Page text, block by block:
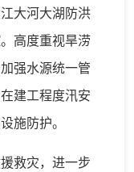
大河大湖防洪
高度重视旱涝
强水源统一管
建工程度汛安
施防护。
救灾，进一步